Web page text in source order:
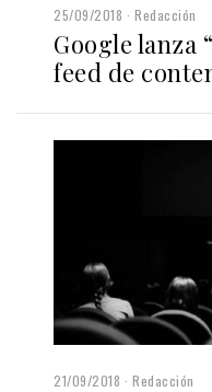
25/09/2018 Redacción
Google lanza
feed de
21/09/2018 Redacción